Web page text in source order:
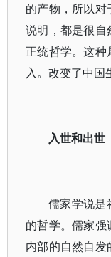
的产物，所以
说明，都是很自
正统哲学。这
入。改变了中国
入世和出世
儒家学说是
的哲学。儒家
内部的自然自